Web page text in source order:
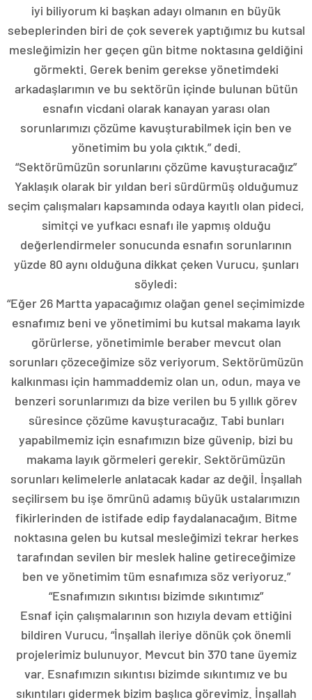
iyi biliyorum ki başkan adayı olmanın en büyük
sebeplerinden biri de çok severek yaptığımız bu kutsal
mesleğimizin her geçen gün bitme noktasına geldiğini
görmekti. Gerek benim gerekse yönetimdeki
arkadaşlarımın ve bu sektörün içinde bulunan bütün
esnafın vicdani olarak kanayan yarası olan
sorunlarımızı çözüme kavuşturabilmek için ben ve
yönetimim bu yola çıktık.” dedi.
“Sektörümüzün sorunlarını çözüme kavuşturacağız”
Yaklaşık olarak bir yıldan beri sürdürmüş olduğumuz
seçim çalışmaları kapsamında odaya kayıtlı olan pideci,
simitçi ve yufkacı esnafı ile yapmış olduğu
değerlendirmeler sonucunda esnafın sorunlarının
yüzde 80 aynı olduğuna dikkat çeken Vurucu, şunları
söyledi:
“Eğer 26 Martta yapacağımız olağan genel seçimimizde
esnafımız beni ve yönetimimi bu kutsal makama layık
görürlerse, yönetimimle beraber mevcut olan
sorunları çözeceğimize söz veriyorum. Sektörümüzün
kalkınması için hammaddemiz olan un, odun, maya ve
benzeri sorunlarımızı da bize verilen bu 5 yıllık görev
süresince çözüme kavuşturacağız. Tabi bunları
yapabilmemiz için esnafımızın bize güvenip, bizi bu
makama layık görmeleri gerekir. Sektörümüzün
sorunları kelimelerle anlatacak kadar az değil. İnşallah
seçilirsem bu işe ömrünü adamış büyük ustalarımızın
fikirlerinden de istifade edip faydalanacağım. Bitme
noktasına gelen bu kutsal mesleğimizi tekrar herkes
tarafından sevilen bir meslek haline getireceğimize
ben ve yönetimim tüm esnafımıza söz veriyoruz.”
“Esnafımızın sıkıntısı bizimde sıkıntımız”
Esnaf için çalışmalarının son hızıyla devam ettiğini
bildiren Vurucu, “İnşallah ileriye dönük çok önemli
projelerimiz bulunuyor. Mevcut bin 370 tane üyemiz
var. Esnafımızın sıkıntısı bizimde sıkıntımız ve bu
sıkıntıları gidermek bizim başlıca görevimiz. İnşallah